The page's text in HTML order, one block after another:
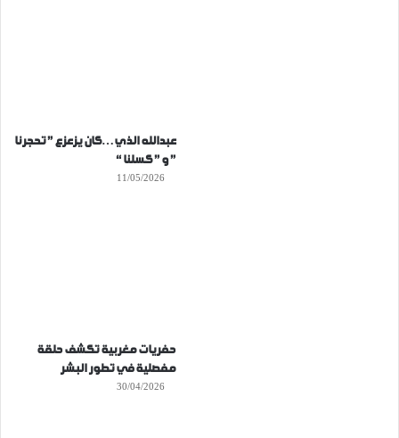
عبدالله الذي…كان يزعزع ” تحجرنا
” و ” كسلنا “
11/05/2026
حفريات مغربية تكشف حلقة
مفصلية في تطور البشر
30/04/2026